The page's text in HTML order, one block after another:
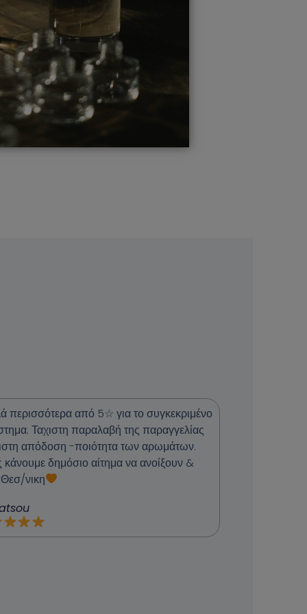
περισσότερα από 5☆ για το συγκεκριμένο
Ταχιστη παραλαβή της παραγγελίας
απόδοση -ποιότητα των αρωμάτων.
κάνουμε δημόσιο αίτημα να ανοίξουν &
νικη